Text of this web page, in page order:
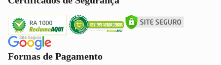
Formas de Pagamento